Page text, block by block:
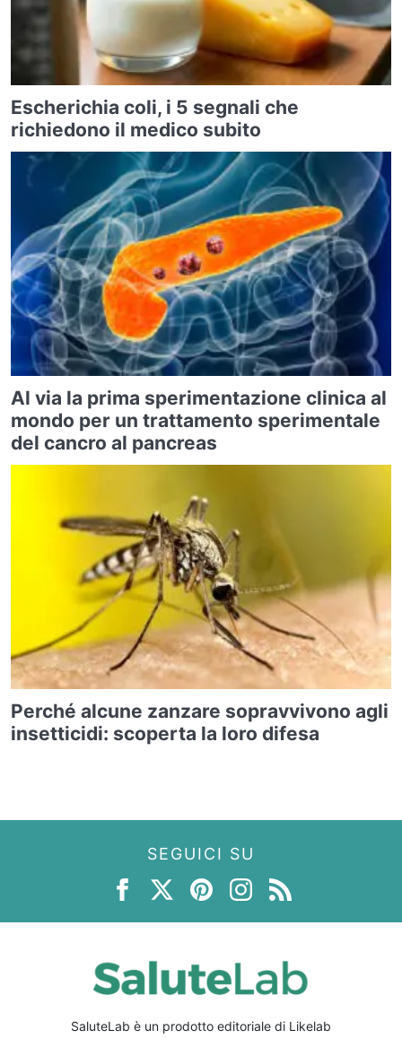
Escherichia coli, i 5 segnali che
richiedono il medico subito
Al via la prima sperimentazione clinica al
mondo per un trattamento sperimentale
del cancro al pancreas
Perché alcune zanzare sopravvivono agli
insetticidi: scoperta la loro difesa
SEGUICI SU
SaluteLab è un prodotto editoriale di Likelab